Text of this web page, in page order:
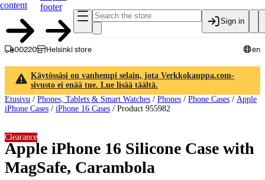
content
footer
Sign in
00220 Helsinki store en
Käytössäsi on vanhempi selain, jota Verkkokauppa.com-
sivusto ei enää tue. Lue lisää täältä.
Etusivu / Phones, Tablets & Smart Watches / Phones / Phone Cases / Apple
iPhone Cases / iPhone 16 Cases / Product 955982
Apple iPhone 16 Silicone Case with
MagSafe, Carambola
Clearance